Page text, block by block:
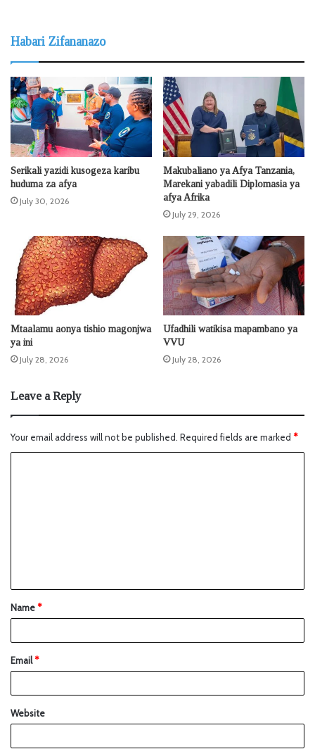
Habari Zifananazo
Serikali yazidi kusogeza karibu
huduma za afya
July 30, 2026
Makubaliano ya Afya Tanzania,
Marekani yabadili Diplomasia ya
afya Afrika
July 29, 2026
Mtaalamu aonya tishio magonjwa
ya ini
July 28, 2026
Ufadhili watikisa mapambano ya
VVU
July 28, 2026
Leave a Reply
Your email address will not be published. Required fields are marked *
Name*
Email*
Website